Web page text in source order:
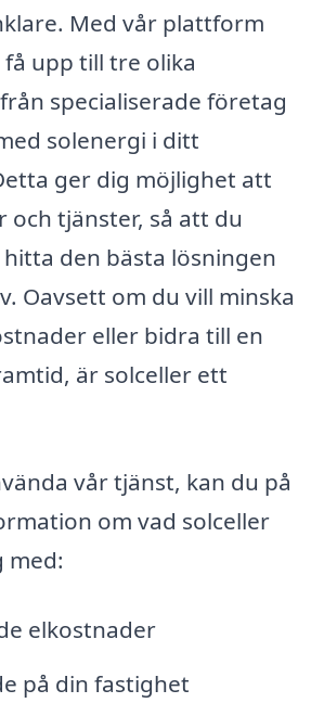
Med vår plattform
upp till tre olika
specialiserade företag
solenergi i ditt
ger dig möjlighet att
och tjänster, så att du
den bästa lösningen
Oavsett om du vill minska
eller bidra till en
är solceller ett
vår tjänst, kan du på
om vad solceller
med:
elkostnader
på din fastighet